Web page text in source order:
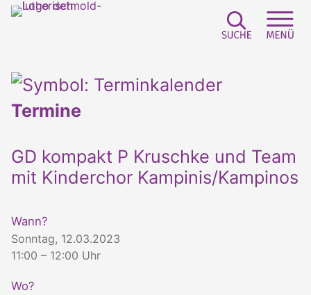
Termine
GD kompakt P Kruschke und Team
mit Kinderchor Kampinis/Kampinos
Wann?
Sonntag, 12.03.2023
11:00 – 12:00 Uhr
Wo?